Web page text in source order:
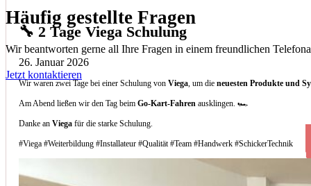
🔧 2 Tage Viega Schulung
26. Januar 2026
Wir waren zwei Tage bei einer Schulung vonViega, um dieneuesten Produkte und
Am Abend ließen wir den Tag beimGo-Kart-Fahren ausklingen. 🏎️
Danke anViega für die starke Schulung.
#Viega #Weiterbildung #Installateur #Qualität #Team #Handwerk #SchickerTechnik
Häufig gestellte Fragen
Wir beantworten gerne all Ihre Fragen in einem freundlichen
Jetzt kontaktieren
Welche Arten von Klimaanlagen installieren